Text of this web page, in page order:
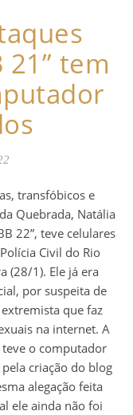
21” tem
Quebrada, Natália
22”, teve celulares
Civil do Rio
(28/1). Ele já era
por suspeita de
que faz
na internet. A
o computador
criação do blog
alegação feita
ele ainda não foi